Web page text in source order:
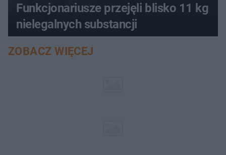
Funkcjonariusze przejęli blisko 11 kg
nielegalnych substancji
ZOBACZ WIĘCEJ